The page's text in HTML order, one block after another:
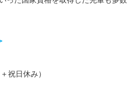
祝日休み）